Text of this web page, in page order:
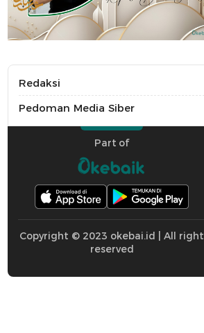
Redaksi
Pedoman Media Siber
Part of
Copyright © 2023 okebai.id | All right
reserved